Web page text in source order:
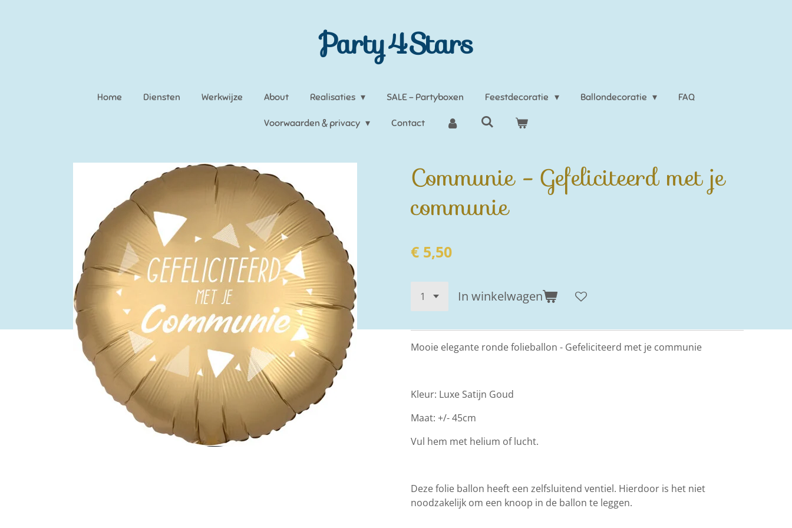
Party4Stars
Home Diensten Werkwijze About Realisaties SALE - Partyboxen Feestdecoratie Ballondecoratie FAQ
Voorwaarden & privacy Contact
Communie - Gefeliciteerd met je
communie
€ 5,50
In winkelwagen
Mooie elegante ronde folieballon - Gefeliciteerd met je communie
Kleur: Luxe Satijn Goud
Maat: +/- 45cm
Vul hem met helium of lucht.
Deze folie ballon heeft een zelfsluitend ventiel. Hierdoor is het niet
noodzakelijk om een knoop in de ballon te leggen.